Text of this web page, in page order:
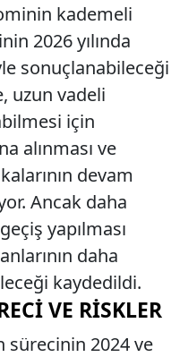
kademeli
2026 yılında
sonuçlanabileceği
uzun vadeli
için
alınması ve
devam
Ancak daha
yapılması
daha
kaydedildi.
VE RISKLER
sürecinin 2024 ve